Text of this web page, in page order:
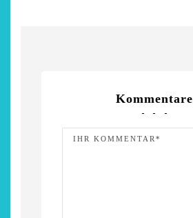
Kommentare